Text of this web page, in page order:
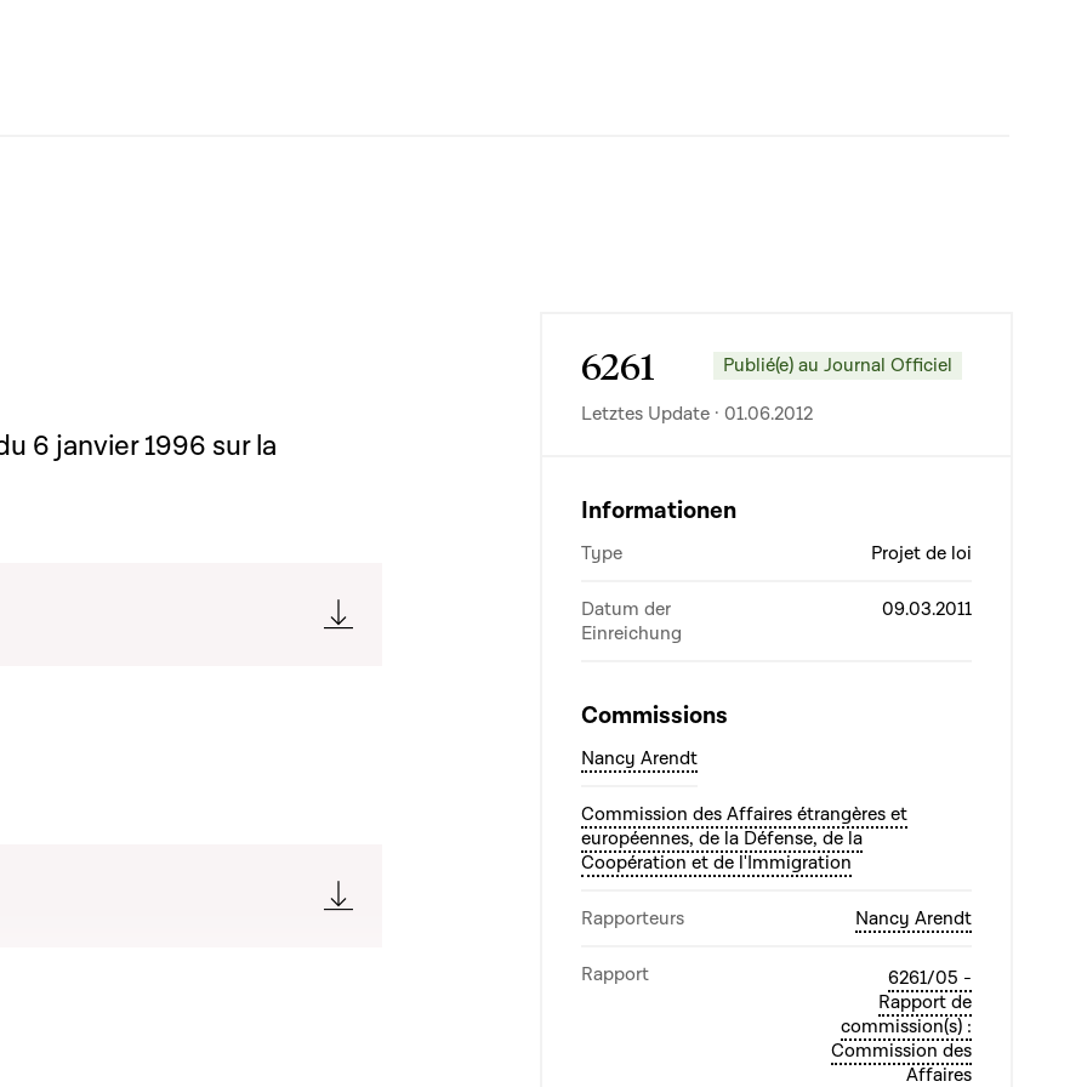
6 janvier 1996 sur la
6261 Publié(e) au Journal Officiel
Letztes Update · 01.06.2012
Informationen
Type Projet de loi
Datum der
Einreichung
09.03.2011
Commissions
Nancy Arendt
Commission des Affaires étrangères et
européennes, de la Défense, de la
Coopération et de l'Immigration
Rapporteurs Nancy Arendt
Rapport
6261/05 -
Rapport de
commission(s) :
Commission des
Affaires